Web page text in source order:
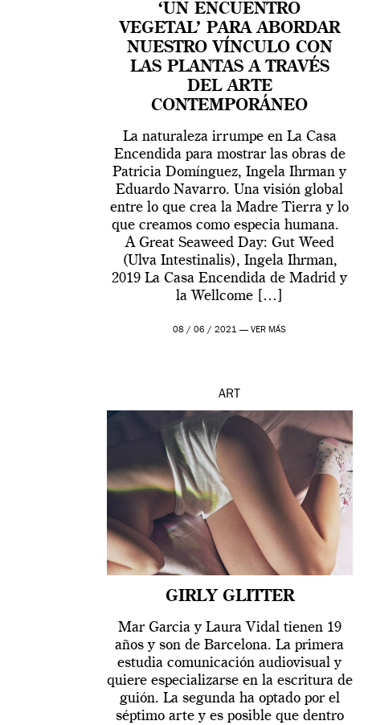
‘UN ENCUENTRO
VEGETAL’ PARA ABORDAR
NUESTRO VÍNCULO CON
LAS PLANTAS A TRAVÉS
DEL ARTE
CONTEMPORÁNEO
La naturaleza irrumpe en La Casa
Encendida para mostrar las obras de
Patricia Domínguez, Ingela Ihrman y
Eduardo Navarro. Una visión global
entre lo que crea la Madre Tierra y lo
que creamos como especia humana.
A Great Seaweed Day: Gut Weed
(Ulva Intestinalis), Ingela Ihrman,
2019 La Casa Encendida de Madrid y
la Wellcome […]
08 / 06 / 2021 —VER MÁS
ART
GIRLY GLITTER
Mar Garcia y Laura Vidal tienen 19
años y son de Barcelona. La primera
estudia comunicación audiovisual y
quiere especializarse en la escritura de
guión. La segunda ha optado por el
séptimo arte y es posible que dentro